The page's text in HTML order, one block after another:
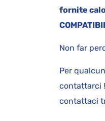
fornite
Non far
Per
contattarci
contattaci